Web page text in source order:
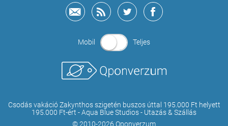
Mobil Teljes
Csodás vakáció Zakynthos szigetén buszos úttal 195.000 Ft helyett
195.000 Ft-ért - Aqua Blue Studios - Utazás & Szállás
© 2010-2026 Qponverzum